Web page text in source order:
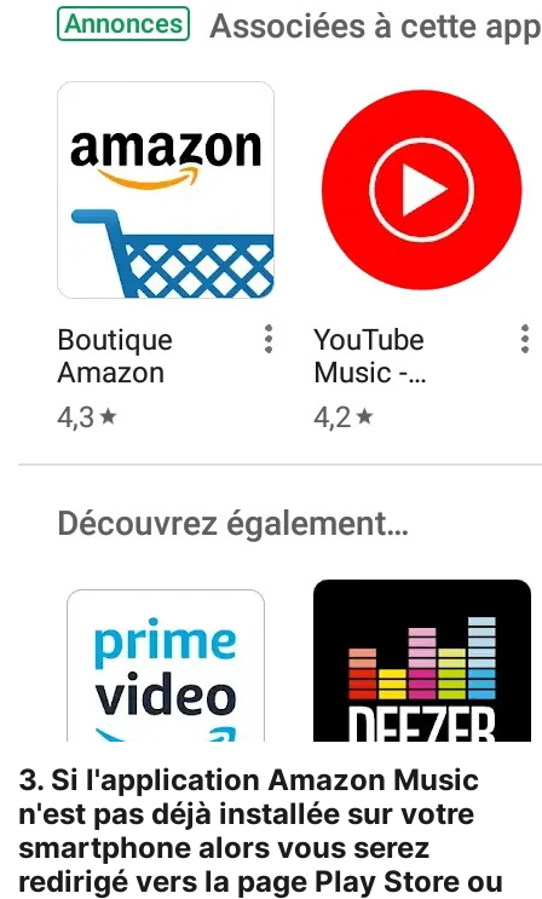
3. Si l'application Amazon Music
n'est pas déjà installée sur votre
smartphone alors vous serez
redirigé vers la page Play Store ou